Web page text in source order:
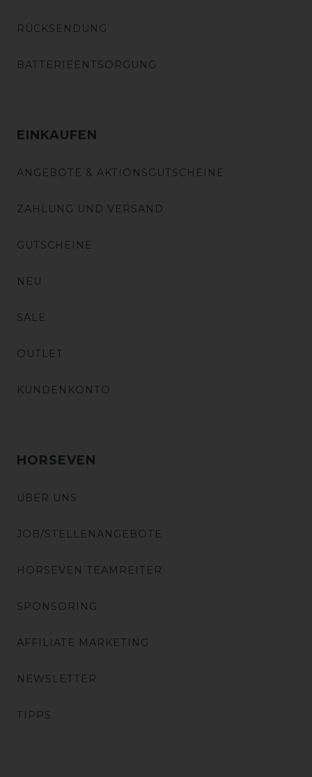
RÜCKSENDUNG
BATTERIEENTSORGUNG
EINKAUFEN
ANGEBOTE & AKTIONSGUTSCHEINE
ZAHLUNG UND VERSAND
GUTSCHEINE
NEU
SALE
OUTLET
KUNDENKONTO
HORSEVEN
ÜBER UNS
JOB/STELLENANGEBOTE
HORSEVEN TEAMREITER
SPONSORING
AFFILIATE MARKETING
NEWSLETTER
TIPPS